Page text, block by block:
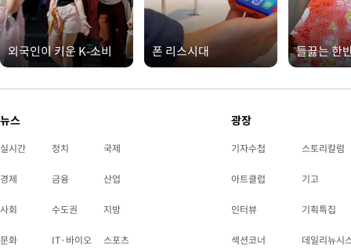
외국인이 키운 K-소비 폰 리스시대 들끓는 한
뉴스
실시간 정치 국제
경제 금융 산업
사회 수도권 지방
문화 IT·바이오 스포츠
광장
기자수첩 스토리칼럼
아트클럽 기고
인터뷰 기획특집
섹션코너 데일리뉴시